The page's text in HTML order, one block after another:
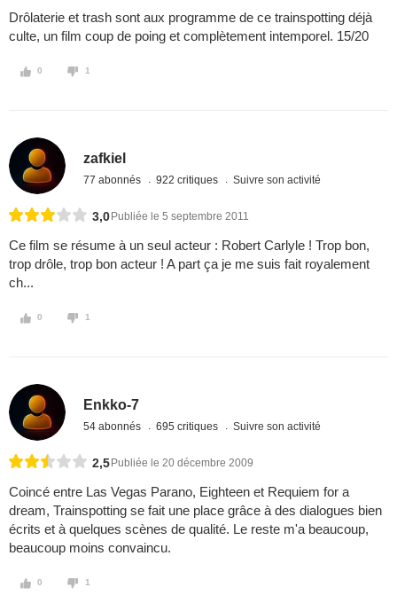
Drôlaterie et trash sont aux programme de ce trainspotting déjà
culte, un film coup de poing et complètement intemporel. 15/20
0 1
zafkiel
77 abonnés 922 critiques Suivre son activité
3,0 Publiée le 5 septembre 2011
Ce film se résume à un seul acteur : Robert Carlyle ! Trop bon,
trop drôle, trop bon acteur ! A part ça je me suis fait royalement
ch...
0 1
Enkko-7
54 abonnés 695 critiques Suivre son activité
2,5 Publiée le 20 décembre 2009
Coincé entre Las Vegas Parano, Eighteen et Requiem for a
dream, Trainspotting se fait une place grâce à des dialogues bien
écrits et à quelques scènes de qualité. Le reste m'a beaucoup,
beaucoup moins convaincu.
0 1